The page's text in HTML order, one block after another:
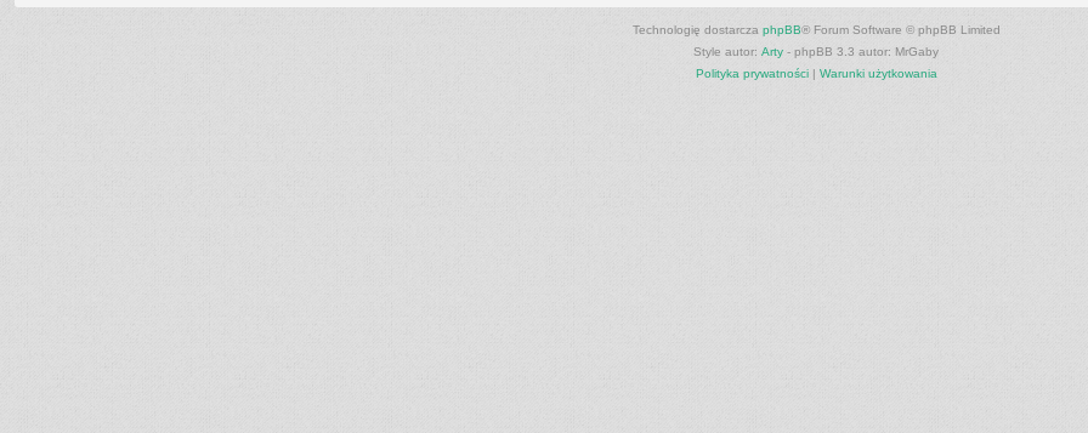
Technologię dostarcza phpBB® Forum Software © phpBB Limited
Style autor: Arty - phpBB 3.3 autor: MrGaby
Polityka prywatności| Warunki użytkowania